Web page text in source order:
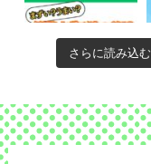
さらに読み込む